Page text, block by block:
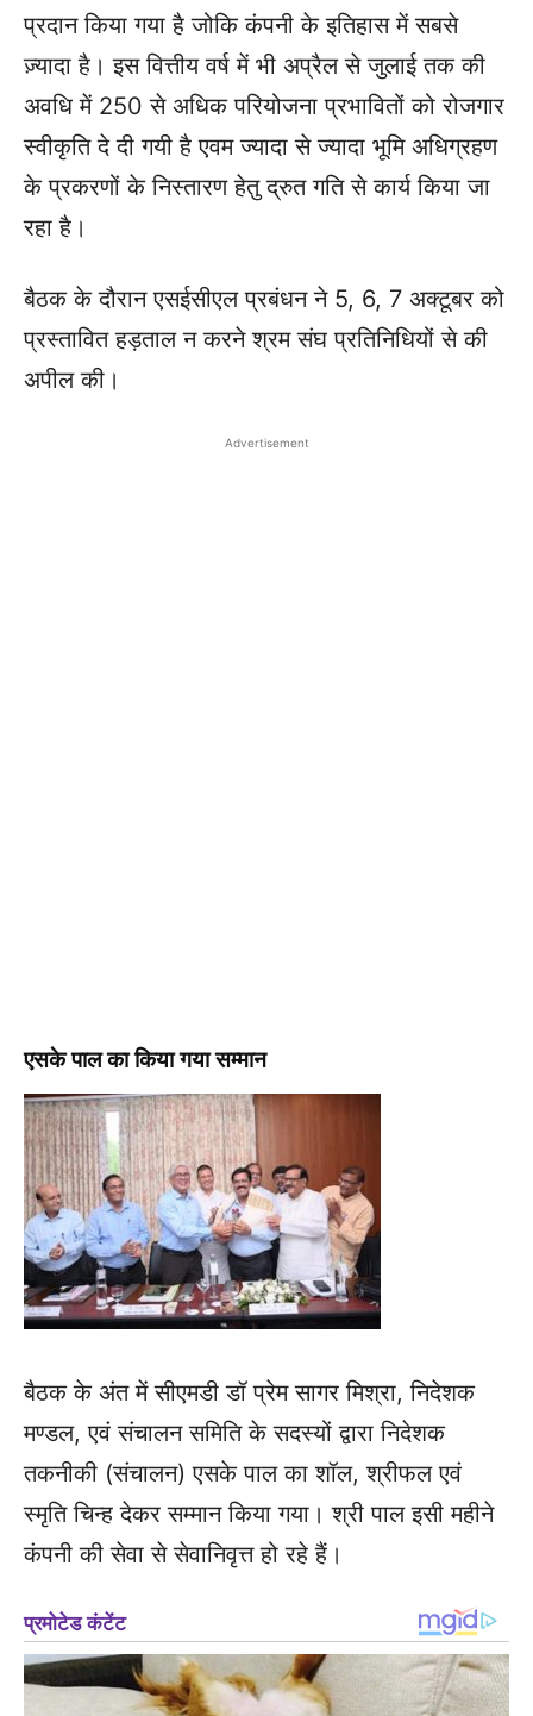
प्रदान किया गया है जोकि कंपनी के इतिहास में सबसे
ज़्यादा है। इस वित्तीय वर्ष में भी अप्रैल से जुलाई तक की
अवधि में 250 से अधिक परियोजना प्रभावितों को रोजगार
स्वीकृति दे दी गयी है एवम ज्यादा से ज्यादा भूमि अधिग्रहण
के प्रकरणों के निस्तारण हेतु द्रुत गति से कार्य किया जा
रहा है।
बैठक के दौरान एसईसीएल प्रबंधन ने 5, 6, 7 अक्टूबर को
प्रस्तावित हड़ताल न करने श्रम संघ प्रतिनिधियों से की
अपील की।
Advertisement
एसके पाल का किया गया सम्मान
बैठक के अंत में सीएमडी डॉ प्रेम सागर मिश्रा, निदेशक
मण्डल, एवं संचालन समिति के सदस्यों द्वारा निदेशक
तकनीकी (संचालन) एसके पाल का शॉल, श्रीफल एवं
स्मृति चिन्ह देकर सम्मान किया गया। श्री पाल इसी महीने
कंपनी की सेवा से सेवानिवृत्त हो रहे हैं।